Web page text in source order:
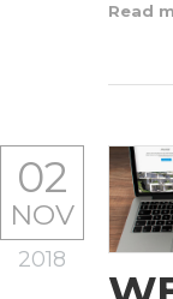
Read
02
NOV
2018